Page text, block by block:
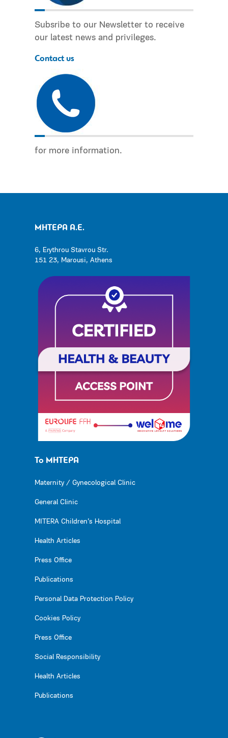
Subsribe to our Newsletter to receive
our latest news and privileges.
Contact us
for more information.
ΜΗΤΕΡΑ Α.Ε.
6, Erythrou Stavrou Str.
151 23, Marousi, Athens
Το ΜΗΤΕΡΑ
Maternity / Gynecological Clinic
General Clinic
MITERA Children’s Hospital
Health Articles
Press Office
Publications
Personal Data Protection Policy
Cookies Policy
Press Office
Social Responsibility
Health Articles
Publications